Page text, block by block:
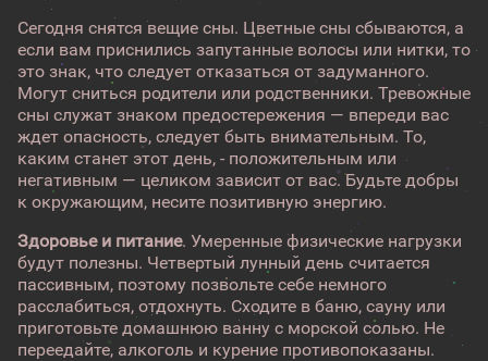
Сегодня снятся вещие сны. Цветные сны сбываются, а
если вам приснились запутанные волосы или нитки, то
это знак, что следует отказаться от задуманного.
Могут сниться родители или родственники. Тревожные
сны служат знаком предостережения — впереди вас
ждет опасность, следует быть внимательным. То,
каким станет этот день, - положительным или
негативным — целиком зависит от вас. Будьте добры
к окружающим, несите позитивную энергию.
Здоровье и питание. Умеренные физические нагрузки
будут полезны. Четвертый лунный день считается
пассивным, поэтому позвольте себе немного
расслабиться, отдохнуть. Сходите в баню, сауну или
приготовьте домашнюю ванну с морской солью. Не
переедайте, алкоголь и курение противопоказаны.